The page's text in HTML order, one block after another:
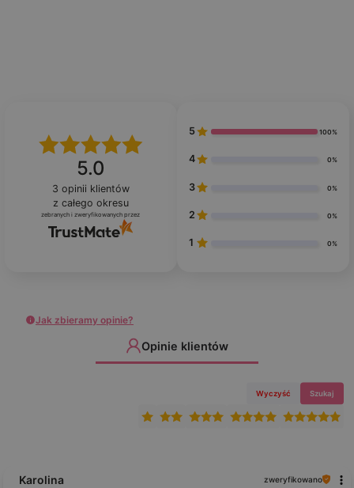
5.0
3 opinii klientów
z całego okresu
zebranych i zweryfikowanych przez
5 100%
4 0%
3 0%
2 0%
1 0%
Jak zbieramy opinie?
Opinie klientów
Wyczyść Szukaj
Karolina zweryfikowano